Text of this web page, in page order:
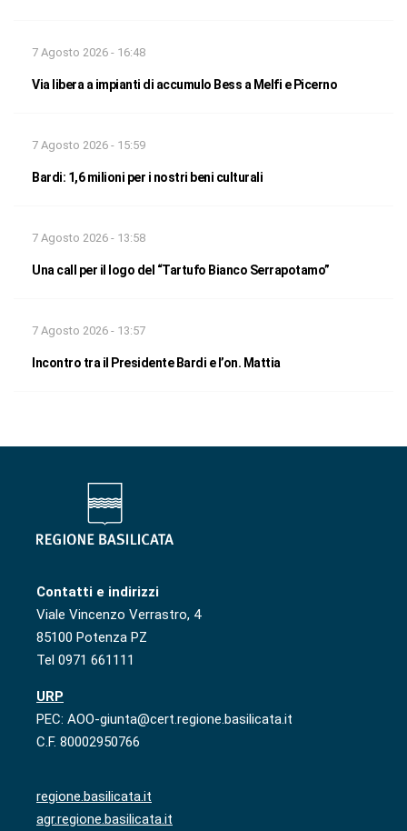
7 Agosto 2026 - 16:48
Via libera a impianti di accumulo Bess a Melfi e Picerno
7 Agosto 2026 - 15:59
Bardi: 1,6 milioni per i nostri beni culturali
7 Agosto 2026 - 13:58
Una call per il logo del “Tartufo Bianco Serrapotamo”
7 Agosto 2026 - 13:57
Incontro tra il Presidente Bardi e l’on. Mattia
Contatti e indirizzi
Viale Vincenzo Verrastro, 4
85100 Potenza PZ
Tel 0971 661111
URP
PEC: AOO-giunta@cert.regione.basilicata.it
C.F. 80002950766
regione.basilicata.it
agr.regione.basilicata.it